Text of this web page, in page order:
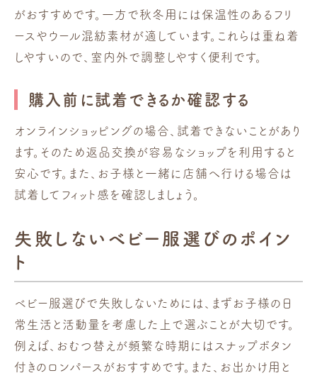
がおすすめです。一方で秋冬用には保温性のあるフリ
ースやウール混紡素材が適しています。これらは重ね着
しやすいので、室内外で調整しやすく便利です。
購入前に試着できるか確認する
オンラインショッピングの場合、試着できないことがあり
ます。そのため返品交換が容易なショップを利用すると
安心です。また、お子様と一緒に店舗へ行ける場合は
試着してフィット感を確認しましょう。
失敗しないベビー服選びのポイン
ト
ベビー服選びで失敗しないためには、まずお子様の日
常生活と活動量を考慮した上で選ぶことが大切です。
例えば、おむつ替えが頻繁な時期にはスナップボタン
付きのロンパースがおすすめです。また、お出かけ用と